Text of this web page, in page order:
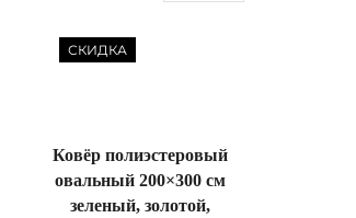
СКИДКА
Ковёр полиэстеровый
овальный 200×300 см
зеленый, золотой,